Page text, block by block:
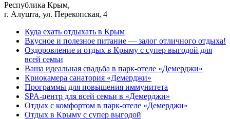
Республика Крым,
г. Алушта, ул. Перекопская, 4
Куда ехать отдыхать в Крым
Вкусное и полезное питание — залог отличного отдыха!
Оздоровление и отдых в Крыму с супер выгодой для
всей семьи
Ваша идеальная свадьба в парк-отеле «Демерджи»
Криокамера санатория «Демерджи»
Программы для повышения иммунитета
SPA-центр для всей семьи в «Демерджи»
Отдых с комфортом в парк-отеле «Демерджи»
Отдых в Крыму с супер выгодой